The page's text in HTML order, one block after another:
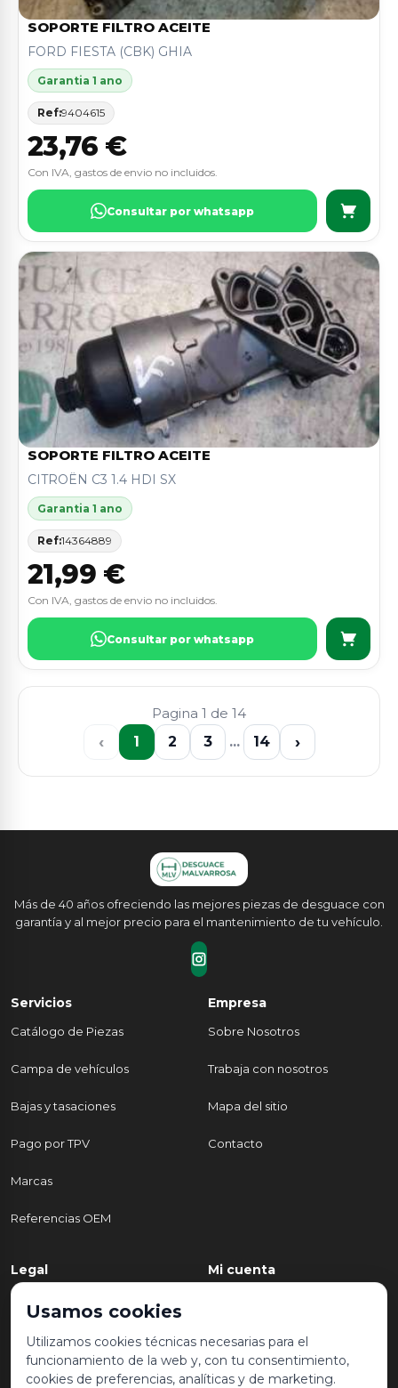
SOPORTE FILTRO ACEITE
FORD FIESTA (CBK) GHIA
Garantia 1 ano
Ref:9404615
23,76 €
Con IVA, gastos de envio no incluidos.
Consultar por whatsapp
SOPORTE FILTRO ACEITE
CITROËN C3 1.4 HDI SX
Garantia 1 ano
Ref:14364889
21,99 €
Con IVA, gastos de envio no incluidos.
Consultar por whatsapp
Pagina 1 de 14
‹ 1 2 3 ... 14 ›
Más de 40 años ofreciendo las mejores piezas de desguace con
garantía y al mejor precio para el mantenimiento de tu vehículo.
Servicios
Catálogo de Piezas
Campa de vehículos
Bajas y tasaciones
Pago por TPV
Marcas
Referencias OEM
Empresa
Sobre Nosotros
Trabaja con nosotros
Mapa del sitio
Contacto
Legal
Política de Privacidad
Aviso legal y condiciones de
uso
Mi cuenta
Mis pedidos
Lista de deseos
Usamos cookies
Utilizamos cookies técnicas necesarias para el
funcionamiento de la web y, con tu consentimiento,
cookies de preferencias, analíticas y de marketing.